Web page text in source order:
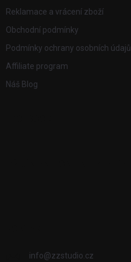
Reklamace a vrácení zboží
Obchodní podmínky
Podmínky ochrany osobních údajů
Affiliate program
Náš Blog
info@zzstudio.cz